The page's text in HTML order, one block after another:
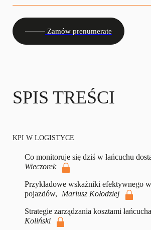
Zamów prenumerate
SPIS TREŚCI
KPI W LOGISTYCE
Co monitoruje się dziś w łańcuchu
Wieczorek
Przykładowe wskaźniki efektywnego
pojazdów,
Mariusz Kołodziej
Strategie zarządzania kosztami
Koliński